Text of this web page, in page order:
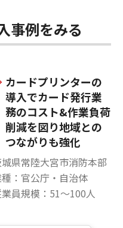
事例をみる
カードプリンターの
導入でカード発行業
務のコスト&作業負荷
削減を図り地域との
つながりも強化
県常陸大宮市消防本部
：官公庁・自治体
員規模：51～100人